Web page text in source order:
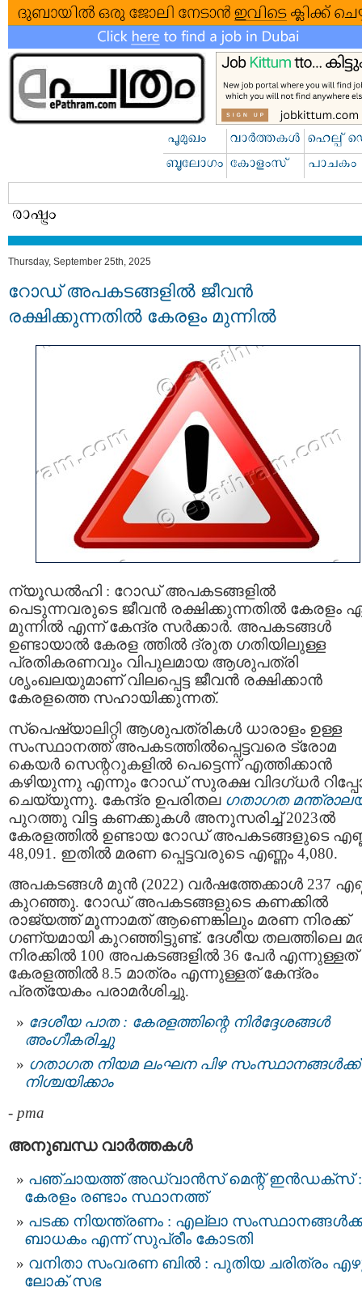
Thursday, September 25th, 2025
റോഡ് അപകടങ്ങളിൽ ജീവൻ
രക്ഷിക്കുന്നതിൽ കേരളം മുന്നിൽ
ന്യൂഡൽഹി : റോഡ് അപകടങ്ങളിൽ
പെടുന്നവരുടെ ജീവൻ രക്ഷിക്കുന്നതിൽ കേരളം
മുന്നിൽ എന്ന് കേന്ദ്ര സർക്കാർ. അപകടങ്ങൾ
ഉണ്ടായാൽ കേരള ത്തിൽ ദ്രുത ഗതിയിലുള്ള
പ്രതികരണവും വിപുലമായ ആശുപത്രി
ശൃംഖലയുമാണ്‌ വിലപ്പെട്ട ജീവൻ രക്ഷിക്കാൻ
കേരളത്തെ സഹായിക്കുന്നത്.
സ്‌പെഷ്യാലിറ്റി ആശുപത്രികൾ ധാരാളം ഉള്ള
സംസ്ഥാനത്ത് അപകടത്തിൽപ്പെട്ടവരെ ട്രോമ
കെയർ സെന്ററുകളിൽ പെട്ടെന്ന്‌ എത്തിക്കാൻ
കഴിയുന്നു എന്നും റോഡ്‌ സുരക്ഷ വിദഗ്‌ധർ
ചെയ്യുന്നു. കേന്ദ്ര ഉപരിതല ഗതാഗത
പുറത്തു വിട്ട കണക്കുകൾ അനുസരിച്ച് 2023ൽ
കേരളത്തിൽ ഉണ്ടായ റോഡ് അപകടങ്ങളുടെ
48,091. ഇതിൽ മരണ പ്പെട്ടവരുടെ എണ്ണം 4,080.
അപകടങ്ങള്‍ മുൻ (2022) വർഷത്തേക്കാൾ 237
കുറഞ്ഞു. റോഡ് അപകടങ്ങളുടെ കണക്കിൽ
രാജ്യത്ത്‌ മൂന്നാമത് ആണെങ്കിലും മരണ നിരക്ക്‌
ഗണ്യമായി കുറഞ്ഞിട്ടുണ്ട്. ദേശീയ തലത്തിലെ
നിരക്കിൽ 100 അപകടങ്ങളിൽ 36 പേർ എന്നുള്ളത്
കേരളത്തിൽ 8.5 മാത്രം എന്നുള്ളത് കേന്ദ്രം
പ്രത്യേകം പരാമർശിച്ചു.
ദേശീയ പാത : കേരളത്തിന്റെ നിര്‍ദ്ദേശങ്ങള്‍
അംഗീകരിച്ചു
ഗതാഗത നിയമ ലംഘന പിഴ സംസ്ഥാനങ്ങൾക്ക്
നിശ്ചയിക്കാം
- pma
അനുബന്ധ വാര്‍ത്തകള്‍
പഞ്ചായത്ത് അഡ്വാൻസ് മെന്റ് ഇൻഡക്സ് :
കേരളം രണ്ടാം സ്ഥാനത്ത്
പടക്ക നിയന്ത്രണം : എല്ലാ
ബാധകം എന്ന് സുപ്രീം കോടതി
വനിതാ സംവരണ ബില്‍ : പുതിയ ചരിത്രം
ലോക് സഭ